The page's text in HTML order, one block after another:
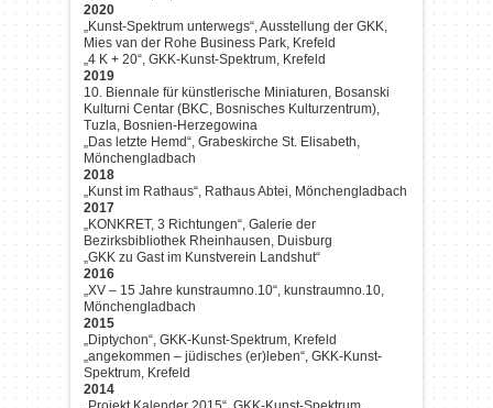
2020
„Kunst-Spektrum unterwegs“, Ausstellung der GKK,
Mies van der Rohe Business Park, Krefeld
„4 K + 20“, GKK-Kunst-Spektrum, Krefeld
2019
10. Biennale für künstlerische Miniaturen, Bosanski
Kulturni Centar (BKC, Bosnisches Kulturzentrum),
Tuzla, Bosnien-Herzegowina
„Das letzte Hemd“, Grabeskirche St. Elisabeth,
Mönchengladbach
2018
„Kunst im Rathaus“, Rathaus Abtei, Mönchengladbach
2017
„KONKRET, 3 Richtungen“, Galerie der
Bezirksbibliothek Rheinhausen, Duisburg
„GKK zu Gast im Kunstverein Landshut“
2016
„XV – 15 Jahre kunstraumno.10“, kunstraumno.10,
Mönchengladbach
2015
„Diptychon“, GKK-Kunst-Spektrum, Krefeld
„angekommen – jüdisches (er)leben“, GKK-Kunst-
Spektrum, Krefeld
2014